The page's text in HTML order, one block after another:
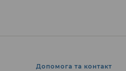
Допомога та контакт